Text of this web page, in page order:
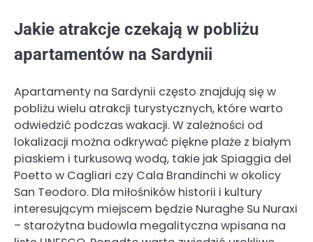
Jakie atrakcje czekają w pobliżu
apartamentów na Sardynii
Apartamenty na Sardynii często znajdują się w
pobliżu wielu atrakcji turystycznych, które warto
odwiedzić podczas wakacji. W zależności od
lokalizacji można odkrywać piękne plaże z białym
piaskiem i turkusową wodą, takie jak Spiaggia del
Poetto w Cagliari czy Cala Brandinchi w okolicy
San Teodoro. Dla miłośników historii i kultury
interesującym miejscem będzie Nuraghe Su Nuraxi
– starożytna budowla megalityczna wpisana na